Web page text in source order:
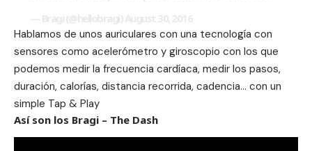
Hablamos de unos auriculares con una tecnología con
sensores como acelerómetro y giroscopio con los que
podemos medir la frecuencia cardíaca, medir los pasos,
duración, calorías, distancia recorrida, cadencia… con un
simple Tap & Play
Así son los Bragi – The Dash